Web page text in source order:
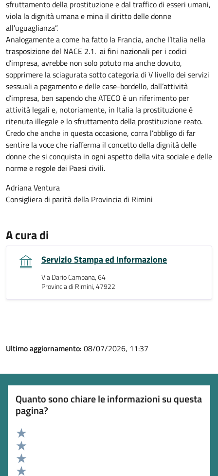
sfruttamento della prostituzione e dal traffico di esseri umani,
viola la dignità umana e mina il diritto delle donne
all'uguaglianza”.
Analogamente a come ha fatto la Francia, anche l’Italia nella
trasposizione del NACE 2.1. ai fini nazionali per i codici
d’impresa, avrebbe non solo potuto ma anche dovuto,
sopprimere la sciagurata sotto categoria di V livello dei servizi
sessuali a pagamento e delle case-bordello, dall’attività
d’impresa, ben sapendo che ATECO è un riferimento per
attività legali e, notoriamente, in Italia la prostituzione è
ritenuta illegale e lo sfruttamento della prostituzione reato.
Credo che anche in questa occasione, corra l’obbligo di far
sentire la voce che riafferma il concetto della dignità delle
donne che si conquista in ogni aspetto della vita sociale e delle
norme e regole dei Paesi civili.
Adriana Ventura
Consigliera di parità della Provincia di Rimini
A cura di
Servizio Stampa ed Informazione
Via Dario Campana, 64
Provincia di Rimini, 47922
Ultimo aggiornamento: 08/07/2026, 11:37
Quanto sono chiare le informazioni su questa
pagina?
Valuta 5 stelle su 5
Valuta 4 stelle su 5
Valuta 3 stelle su 5